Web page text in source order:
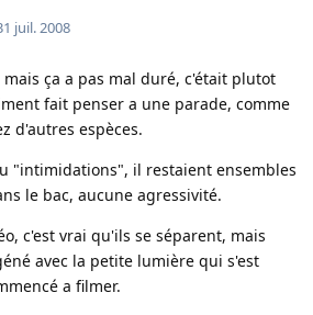
juil. 2008
ça a pas mal duré, c'était plutot
fait penser a une parade, comme
d'autres espèces.
"intimidations", il restaient ensembles
le bac, aucune agressivité.
c'est vrai qu'ils se séparent, mais
avec la petite lumière qui s'est
a filmer.